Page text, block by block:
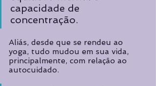
capacidade de
concentração.
Aliás, desde que se rendeu ao
yoga, tudo mudou em sua vida,
principalmente, com relação ao
autocuidado.